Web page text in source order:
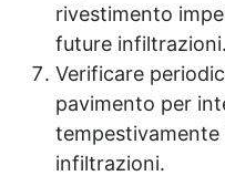
rivestimento
future infiltrazioni.
Verificare
pavimento per
tempestivamente
infiltrazioni.